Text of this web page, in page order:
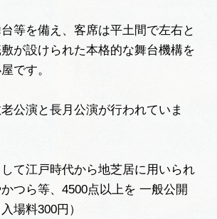
等を備え、客席は平土間で左右と
が設けられた本格的な舞台機構を
です。
公演と長月公演が行われていま
て江戸時代から地芝居に用いられ
つら等、4500点以上を 一般公開
場料300円）